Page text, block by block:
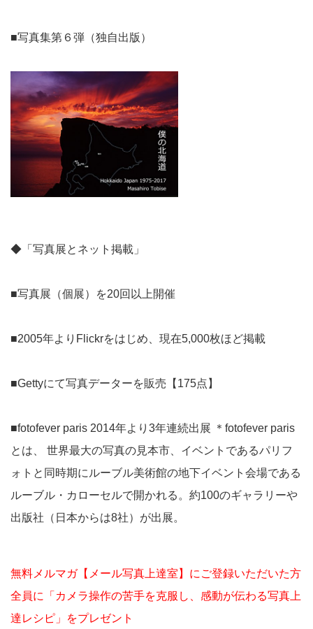
■写真集第６弾（独自出版）
◆「写真展とネット掲載」
■写真展（個展）を20回以上開催
■2005年よりFlickrをはじめ、現在5,000枚ほど掲載
■Gettyにて写真データーを販売【175点】
■fotofever paris 2014年より3年連続出展 ＊fotofever paris
とは、 世界最大の写真の見本市、イベントであるパリフ
ォトと同時期にルーブル美術館の地下イベント会場である
ルーブル・カローセルで開かれる。約100のギャラリーや
出版社（日本からは8社）が出展。
無料メルマガ【メール写真上達室】にご登録いただいた方
全員に「カメラ操作の苦手を克服し、感動が伝わる写真上
達レシピ」をプレゼント